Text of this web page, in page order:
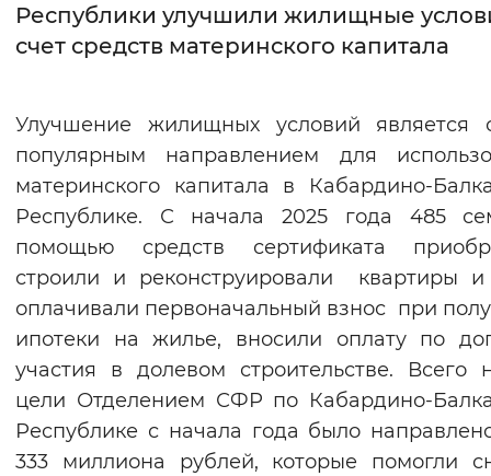
Интервал между буквами
Цвет сайта
Монохромный Инверсивный
Синий фон
Изображения
Включены Выключены
Звуковой ассистент
Воспроизвести Остановить
Республики улучшили жилищные
счет средств материнского капитала
Улучшение жилищных условий является
популярным направлением для
материнского капитала в Кабардино-
Республике. С начала 2025 года 485
помощью средств сертификата
строили и реконструировали квартиры
оплачивали первоначальный взнос при
ипотеки на жилье, вносили оплату по
участия в долевом строительстве. Всего
цели Отделением СФР по Кабардино-
Республике с начала года было
333 миллиона рублей, которые помогли